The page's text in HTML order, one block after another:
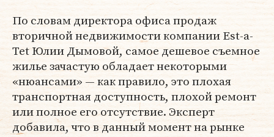
По словам директора офиса продаж
вторичной недвижимости компании Est-a-
Tet Юлии Дымовой, самое дешевое съемное
жилье зачастую обладает некоторыми
«нюансами» — как правило, это плохая
транспортная доступность, плохой ремонт
или полное его отсутствие. Эксперт
добавила, что в данный момент на рынке